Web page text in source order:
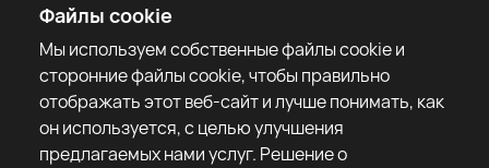
Файлы cookie
Мы используем собственные файлы cookie и
сторонние файлы cookie, чтобы правильно
отображать этот веб-сайт и лучше понимать, как
он используется, с целью улучшения
предлагаемых нами услуг. Решение о
Боксеры
Рейтинги
Новости
Статьи
Sparring Finder
Уведомление о рисках
Правила сообщества
support@rtfight.com
Приложения